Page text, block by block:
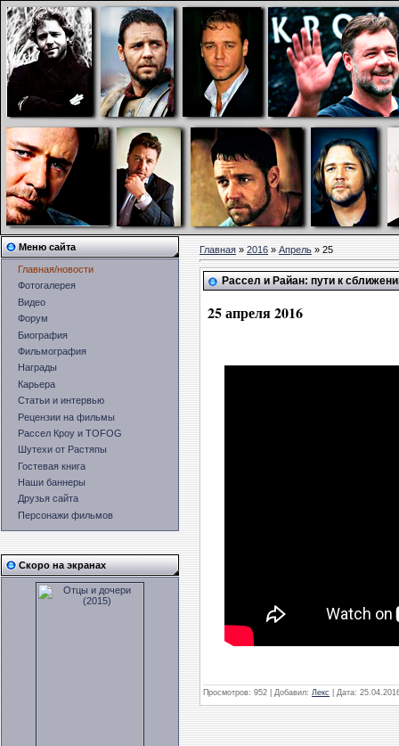
Меню сайта
Главная/новости
Фотогалерея
Видео
Форум
Биография
Фильмография
Награды
Карьера
Статьи и интервью
Рецензии на фильмы
Рассел Кроу и TOFOG
Шутехи от Растяпы
Гостевая книга
Наши баннеры
Друзья сайта
Персонажи фильмов
Скоро на экранах
Главная»2016»Апрель» 25
Рассел и Райан: пути к
25 апреля 2016
Просмотров: 952 | Добавил: Лекс | Дата: